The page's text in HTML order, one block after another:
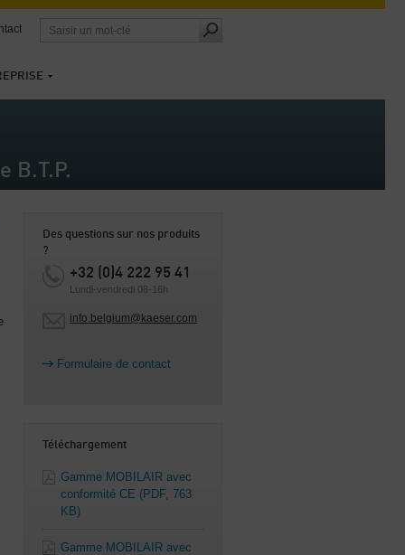
B.T.P.
Des questions sur nos produits
?
+32 (0)4 222 95 41
Lundi-vendredi 08-16h
info.belgium@kaeser.com
Formulaire de contact
Téléchargement
Gamme MOBILAIR avec
conformité CE (PDF, 763
KB)
Gamme MOBILAIR avec